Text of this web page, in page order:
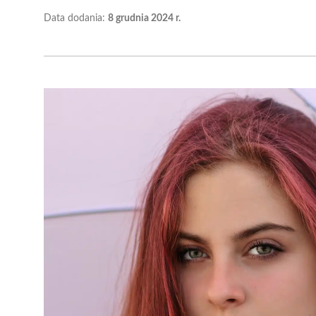
Data dodania: 8 grudnia 2024 r.